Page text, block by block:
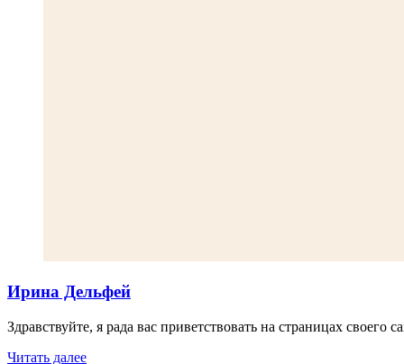
Ирина Дельфей
Здравствуйте, я рада вас приветствовать на страницах своего
Читать далее